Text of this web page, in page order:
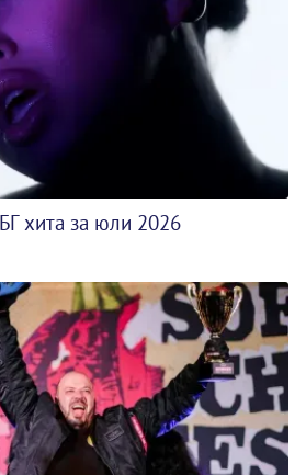
хита за юли 2026